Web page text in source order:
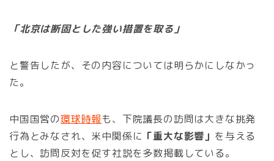
「北京は断固とした強い措置を取る」
と警告したが、その内容については明らかにしなかっ
た。
中国国営の環球時報も、下院議長の訪問は大きな挑発
行為とみなされ、米中関係に 「重大な影響」 を与える
とし、訪問反対を促す社説を多数掲載している。